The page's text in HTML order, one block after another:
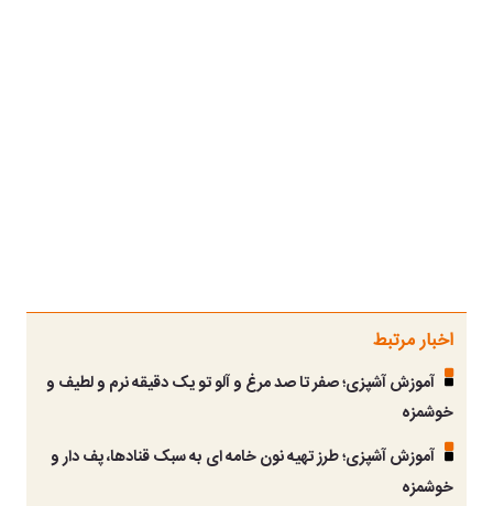
اخبار مرتبط
آموزش آشپزی؛ صفر تا صد مرغ و آلو تو یک دقیقه نرم و لطیف و
خوشمزه
آموزش آشپزی؛ طرز تهیه نون خامه ای به سبک قنادها، پف دار و
خوشمزه